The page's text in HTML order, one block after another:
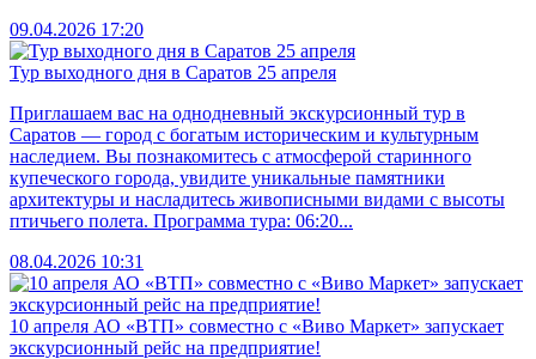
09.04.2026 17:20
Тур выходного дня в Саратов 25 апреля
Приглашаем вас на однодневный экскурсионный тур в
Саратов — город с богатым историческим и культурным
наследием. Вы познакомитесь с атмосферой старинного
купеческого города, увидите уникальные памятники
архитектуры и насладитесь живописными видами с высоты
птичьего полета. Программа тура: 06:20...
08.04.2026 10:31
10 апреля АО «ВТП» совместно с «Виво Маркет» запускает
экскурсионный рейс на предприятие!